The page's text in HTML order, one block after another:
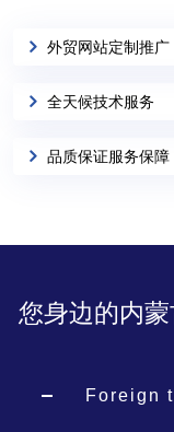
外贸网站定制推广
全天候技术服务
品质保证服务保障
您身边的内
Foreign